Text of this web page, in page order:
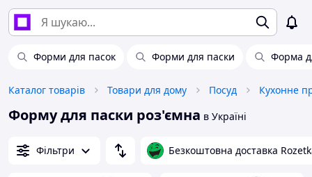
Форми для пасок Форми для паски Форма
Каталог товарів Товари для дому Посуд Кухонне
Форму для паски роз'ємна в Україні
Фільтри Безкоштовна доставка